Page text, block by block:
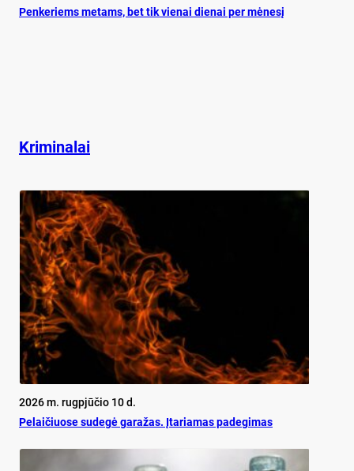
Pen­ke­riems me­tams, bet tik vie­nai die­nai per mė­ne­sį
Kriminalai
2026 m. rugpjūčio 10 d.
Pe­lai­čiuo­se su­de­gė ga­ra­žas. Įta­ria­mas pa­de­gi­mas